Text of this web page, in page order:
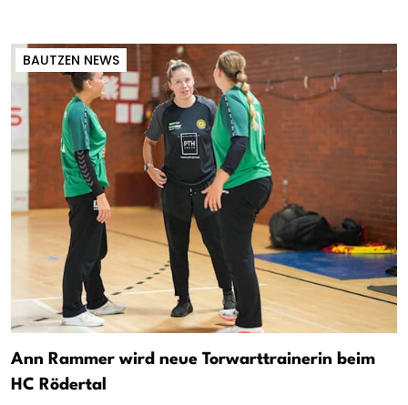
BAUTZEN NEWS
Ann Rammer wird neue Torwarttrainerin beim
HC Rödertal